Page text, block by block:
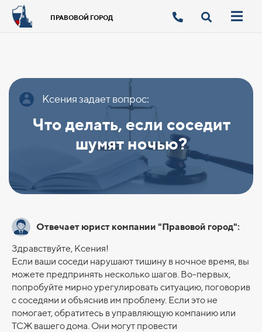
ПРАВОВОЙ ГОРОД
Ксения задает вопрос:
Что делать, если соседит
шумят ночью?
Отвечает юрист компании "Правовой город":
Здравствуйте, Ксения!
Если ваши соседи нарушают тишину в ночное время, вы
можете предпринять несколько шагов. Во-первых,
попробуйте мирно урегулировать ситуацию, поговорив
с соседями и объяснив им проблему. Если это не
помогает, обратитесь в управляющую компанию или
ТСЖ вашего дома. Они могут провести